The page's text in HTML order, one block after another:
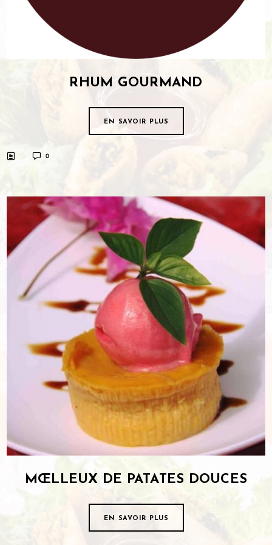
RHUM GOURMAND
EN SAVOIR PLUS
0
MŒLLEUX DE PATATES DOUCES
EN SAVOIR PLUS